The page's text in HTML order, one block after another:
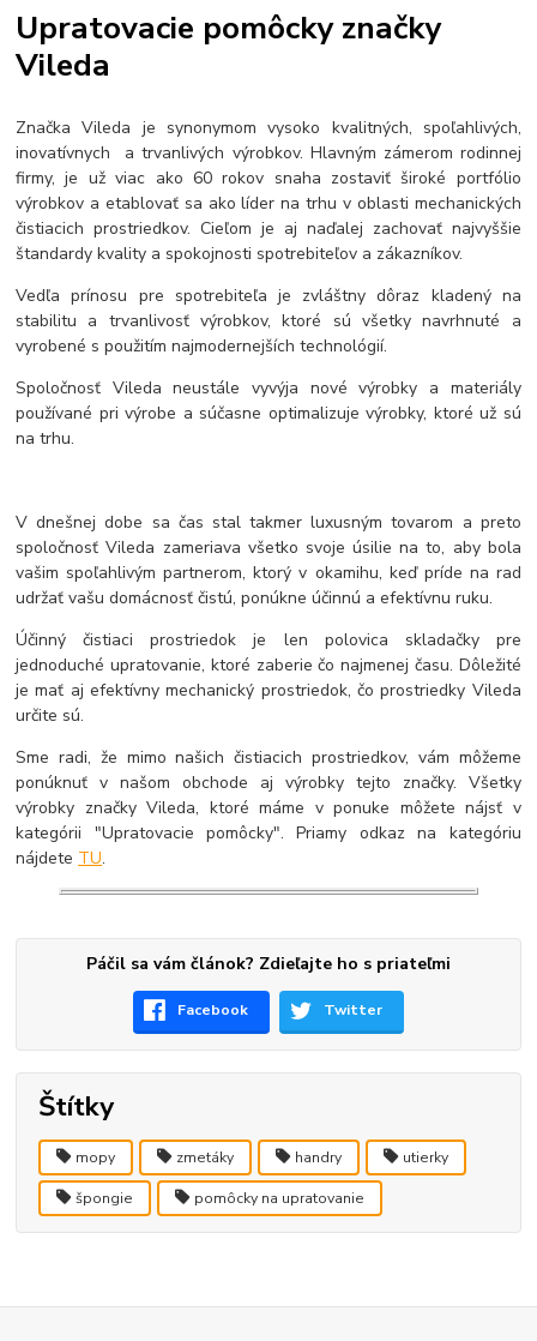
Upratovacie pomôcky značky
Vileda
Značka Vileda je synonymom vysoko kvalitných, spoľahlivých,
inovatívnych a trvanlivých výrobkov. Hlavným zámerom rodinnej
firmy, je už viac ako 60 rokov snaha zostaviť široké portfólio
výrobkov a etablovať sa ako líder na trhu v oblasti mechanických
čistiacich prostriedkov. Cieľom je aj naďalej zachovať najvyššie
štandardy kvality a spokojnosti spotrebiteľov a zákazníkov.
Vedľa prínosu pre spotrebiteľa je zvláštny dôraz kladený na
stabilitu a trvanlivosť výrobkov, ktoré sú všetky navrhnuté a
vyrobené s použitím najmodernejších technológií.
Spoločnosť Vileda neustále vyvýja nové výrobky a materiály
používané pri výrobe a súčasne optimalizuje výrobky, ktoré už sú
na trhu.
V dnešnej dobe sa čas stal takmer luxusným tovarom a preto
spoločnosť Vileda zameriava všetko svoje úsilie na to, aby bola
vašim spoľahlivým partnerom, ktorý v okamihu, keď príde na rad
udržať vašu domácnosť čistú, ponúkne účinnú a efektívnu ruku.
Účinný čistiaci prostriedok je len polovica skladačky pre
jednoduché upratovanie, ktoré zaberie čo najmenej času. Dôležité
je mať aj efektívny mechanický prostriedok, čo prostriedky Vileda
určite sú.
Sme radi, že mimo našich čistiacich prostriedkov, vám môžeme
ponúknuť v našom obchode aj výrobky tejto značky. Všetky
výrobky značky Vileda, ktoré máme v ponuke môžete nájsť v
kategórii "Upratovacie pomôcky". Priamy odkaz na kategóriu
nájdete TU.
Páčil sa vám článok? Zdieľajte ho s priateľmi
Facebook Twitter
Štítky
mopy zmetáky handry utierky
špongie pomôcky na upratovanie